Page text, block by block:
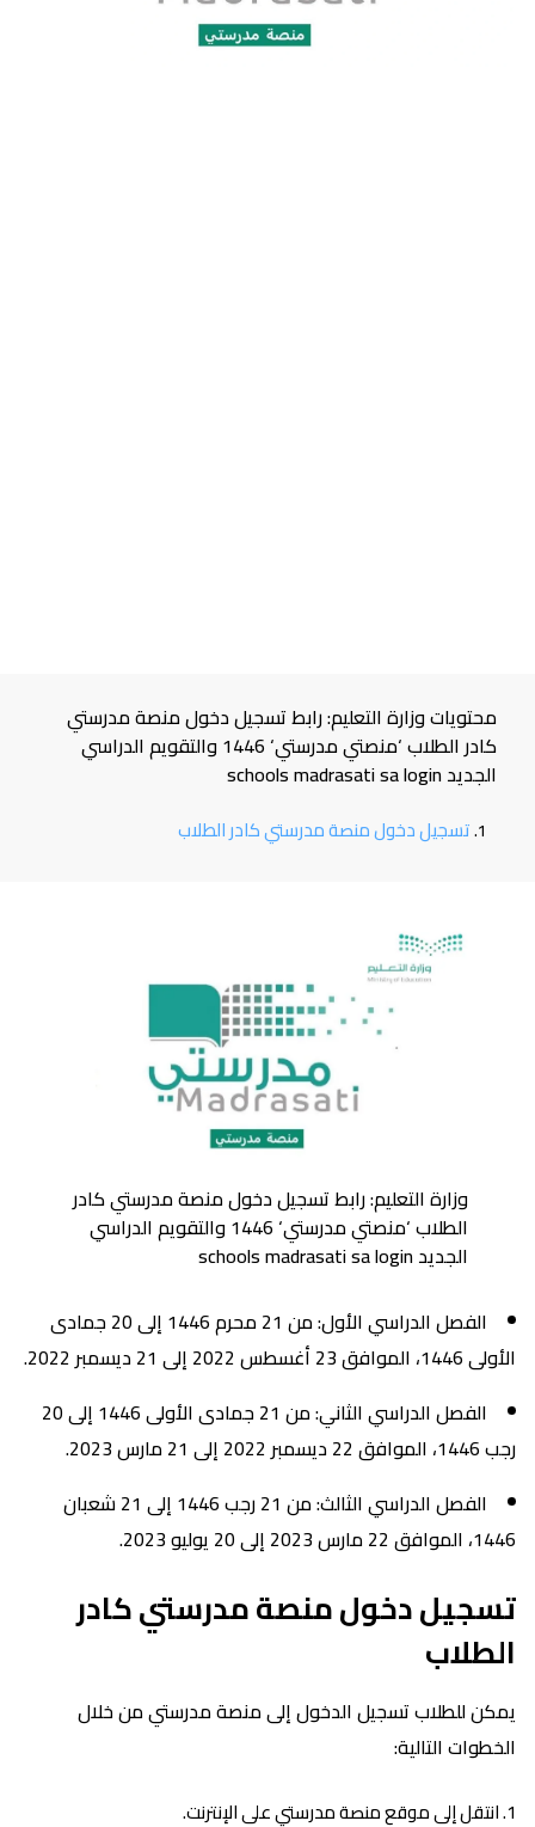
محتويات وزارة التعليم: رابط تسجيل دخول منصة مدرستي
كادر الطلاب ‘منصتي مدرستي‘ 1446 والتقويم الدراسي
الجديد schools madrasati sa login
تسجيل دخول منصة مدرستي كادر الطلاب
وزارة التعليم: رابط تسجيل دخول منصة مدرستي كادر
الطلاب ‘منصتي مدرستي‘ 1446 والتقويم الدراسي
الجديد schools madrasati sa login
الفصل الدراسي الأول: من 21 محرم 1446 إلى 20 جمادى
الأولى 1446، الموافق 23 أغسطس 2022 إلى 21 ديسمبر 2022.
الفصل الدراسي الثاني: من 21 جمادى الأولى 1446 إلى 20
رجب 1446، الموافق 22 ديسمبر 2022 إلى 21 مارس 2023.
الفصل الدراسي الثالث: من 21 رجب 1446 إلى 21 شعبان
1446، الموافق 22 مارس 2023 إلى 20 يوليو 2023.
تسجيل دخول منصة مدرستي كادر
الطلاب
يمكن للطلاب تسجيل الدخول إلى منصة مدرستي من خلال
الخطوات التالية:
انتقل إلى موقع منصة مدرستي على الإنترنت.